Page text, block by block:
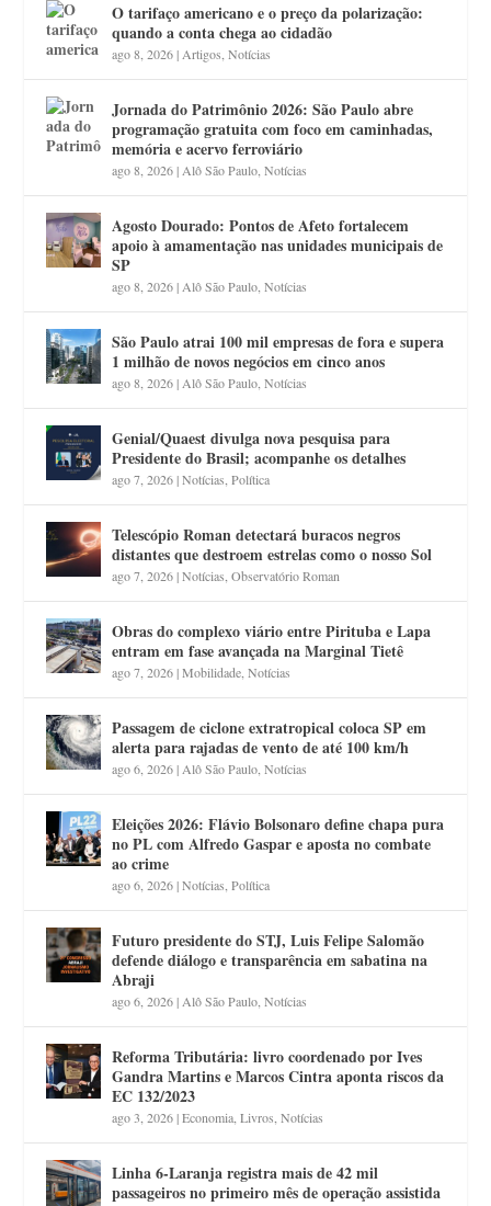
O tarifaço americano e o preço da polarização:
quando a conta chega ao cidadão
ago 8, 2026|Artigos,Notícias
Jornada do Patrimônio 2026: São Paulo abre
programação gratuita com foco em caminhadas,
memória e acervo ferroviário
ago 8, 2026|Alô São Paulo,Notícias
Agosto Dourado: Pontos de Afeto fortalecem
apoio à amamentação nas unidades municipais de
SP
ago 8, 2026|Alô São Paulo,Notícias
São Paulo atrai 100 mil empresas de fora e supera
1 milhão de novos negócios em cinco anos
ago 8, 2026|Alô São Paulo,Notícias
Genial/Quaest divulga nova pesquisa para
Presidente do Brasil; acompanhe os detalhes
ago 7, 2026|Notícias,Política
Telescópio Roman detectará buracos negros
distantes que destroem estrelas como o nosso Sol
ago 7, 2026|Notícias,Observatório Roman
Obras do complexo viário entre Pirituba e Lapa
entram em fase avançada na Marginal Tietê
ago 7, 2026|Mobilidade,Notícias
Passagem de ciclone extratropical coloca SP em
alerta para rajadas de vento de até 100 km/h
ago 6, 2026|Alô São Paulo,Notícias
Eleições 2026: Flávio Bolsonaro define chapa pura
no PL com Alfredo Gaspar e aposta no combate
ao crime
ago 6, 2026|Notícias,Política
Futuro presidente do STJ, Luis Felipe Salomão
defende diálogo e transparência em sabatina na
Abraji
ago 6, 2026|Alô São Paulo,Notícias
Reforma Tributária: livro coordenado por Ives
Gandra Martins e Marcos Cintra aponta riscos da
EC 132/2023
ago 3, 2026|Economia,Livros,Notícias
Linha 6-Laranja registra mais de 42 mil
passageiros no primeiro mês de operação assistida